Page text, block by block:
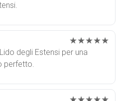
★★★★★
degli Estensi per una
perfetto.